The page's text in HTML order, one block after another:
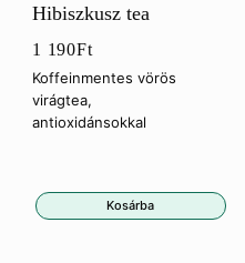
Hibiszkusz tea
1 190Ft
Koffeinmentes vörös
virágtea,
antioxidánsokkal
Kosárba